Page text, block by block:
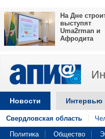
На Дне
выступят
Uma2rman и
Афродита
Новости Интервью
Свердловская область
Политика Общество